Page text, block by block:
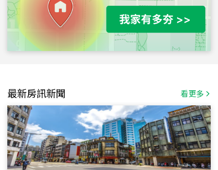
最新房訊新聞 看更多